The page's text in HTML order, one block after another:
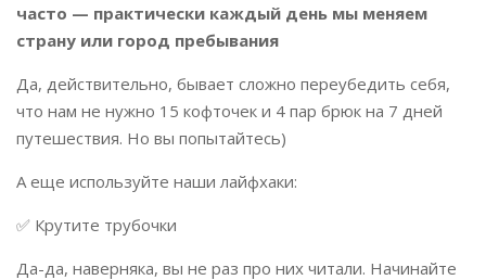
часто — практически каждый день мы меняем
страну или город пребывания
Да, действительно, бывает сложно переубедить себя,
что нам не нужно 15 кофточек и 4 пар брюк на 7 дней
путешествия. Но вы попытайтесь)
А еще используйте наши лайфхаки:
✅ Крутите трубочки
Да-да, наверняка, вы не раз про них читали. Начинайте